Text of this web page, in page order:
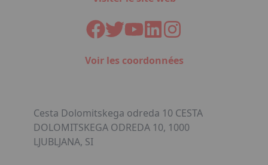
Voir les coordonnées
Cesta Dolomitskega odreda 10 CESTA
DOLOMITSKEGA ODREDA 10, 1000
LJUBLJANA, SI